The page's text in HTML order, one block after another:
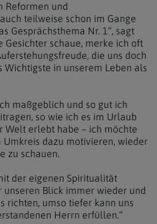
Reformen und
teilweise schon im Gange
Gesprächsthema Nr. 1“, sagt
Gesichter schaue, merke ich oft
die uns doch
in unserem Leben als
maßgeblich und so gut ich
so wie ich es im Urlaub
Welt erlebt habe – ich möchte
Umkreis dazu motivieren, wieder
zu schauen.
der eigenen Spiritualität
unseren Blick immer wieder und
richten, umso tiefer kann uns
Herrn erfüllen.“